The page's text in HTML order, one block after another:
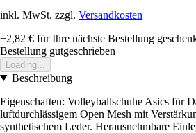
inkl. MwSt. zzgl. Versandkosten
+2,82 € für Ihre nächste Bestellung
Bestellung gutgeschrieben
Loading...
Beschreibung
Eigenschaften: Volleyballschuhe Asics für
luftdurchlässigem Open Mesh mit
synthetischem Leder. Herausnehmbare